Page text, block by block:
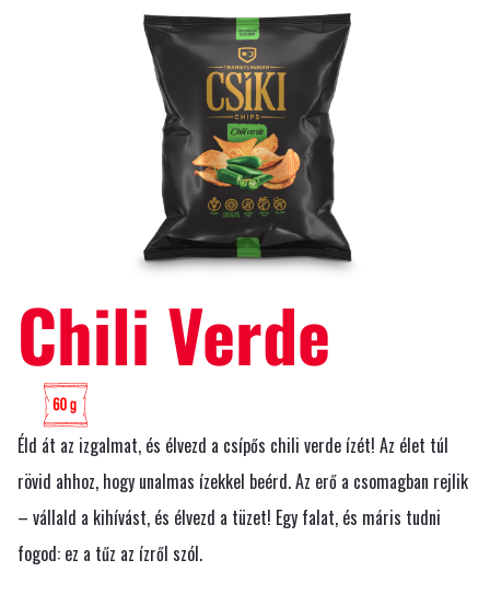
Chili Verde
Éld át az izgalmat, és élvezd a csípős chili verde ízét! Az élet túl
rövid ahhoz, hogy unalmas ízekkel beérd. Az erő a csomagban rejlik
– vállald a kihívást, és élvezd a tüzet! Egy falat, és máris tudni
fogod: ez a tűz az ízről szól.